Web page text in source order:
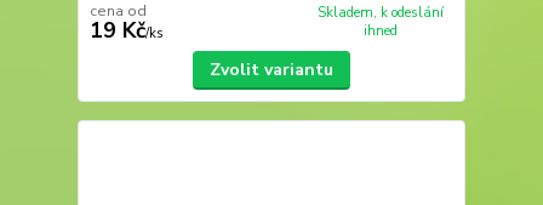
cena od
19 Kč/ks
Skladem, k odeslání
ihned
Zvolit variantu